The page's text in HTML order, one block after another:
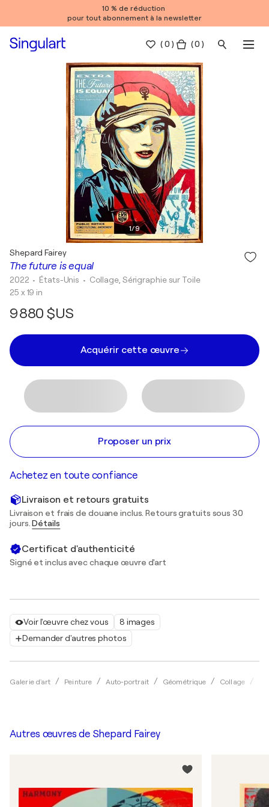
10 % de réduction
pour tout abonnement à la newsletter
(0 ) ( 0 )
1/9
Voir l'œuvre chez vous
8 images
Demander d'autres photos
Galerie d'art Peinture Auto-portrait Géométrique Collage
The future is equal
Shepard Fairey
2022 • États-Unis • Collage, Sérigraphie sur Toile
25 x 19 in
9 880 $US
Acquérir cette œuvre
Proposer un prix
Achetez en toute confiance
Livraison et retours gratuits
Livraison et frais de douane inclus. Retours gratuits sous 30
jours.Détails
Certificat d'authenticité
Signé et inclus avec chaque œuvre d'art
Autres œuvres de Shepard Fairey